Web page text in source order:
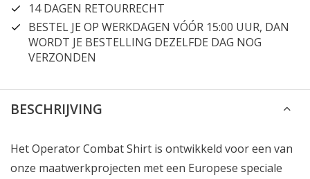
14 DAGEN RETOURRECHT
BESTEL JE OP WERKDAGEN VÓÓR 15:00 UUR, DAN
WORDT JE BESTELLING DEZELFDE DAG NOG
VERZONDEN
BESCHRIJVING
Het Operator Combat Shirt is ontwikkeld voor een van
onze maatwerkprojecten met een Europese speciale